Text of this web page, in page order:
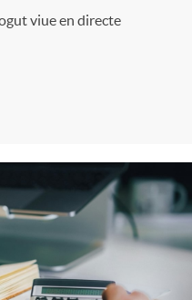
viue en directe